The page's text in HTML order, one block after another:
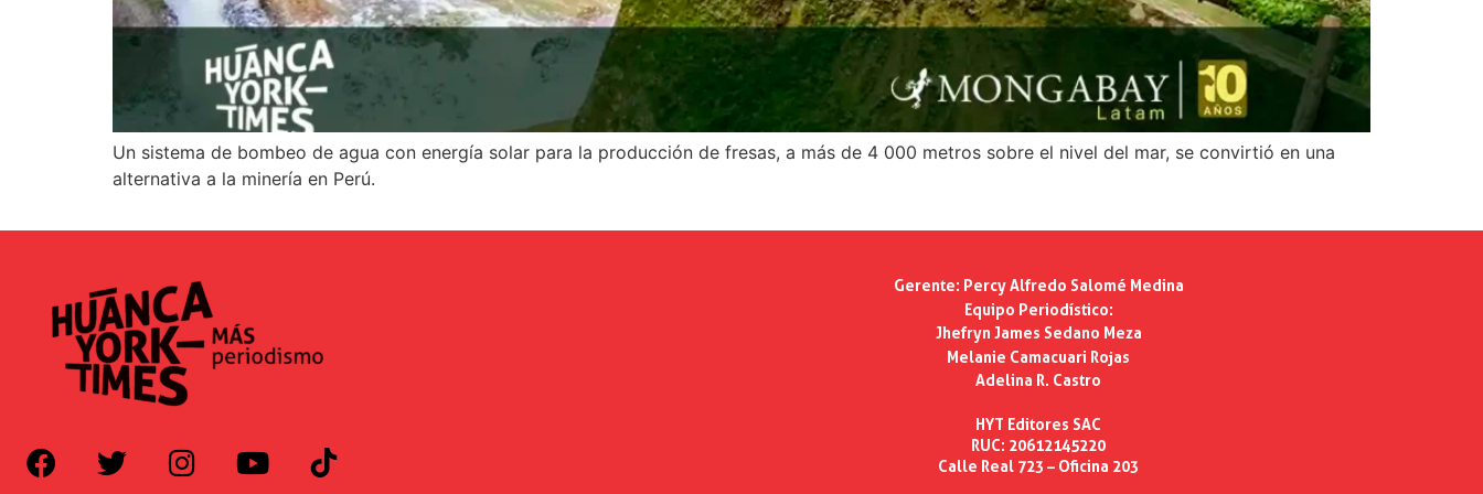
Un sistema de bombeo de agua con energía solar para la producción de fresas, a más de 4 000 metros sobre el nivel del mar, se convirtió en una
alternativa a la minería en Perú.
Gerente: Percy Alfredo Salomé Medina
Equipo Periodístico:
Jhefryn James Sedano Meza
Melanie Camacuari Rojas
Adelina R. Castro
HYT Editores SAC
RUC: 20612145220
Calle Real 723 – Oficina 203